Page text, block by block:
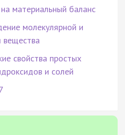
материальный баланс
молекулярной и
вещества
свойства простых
и солей